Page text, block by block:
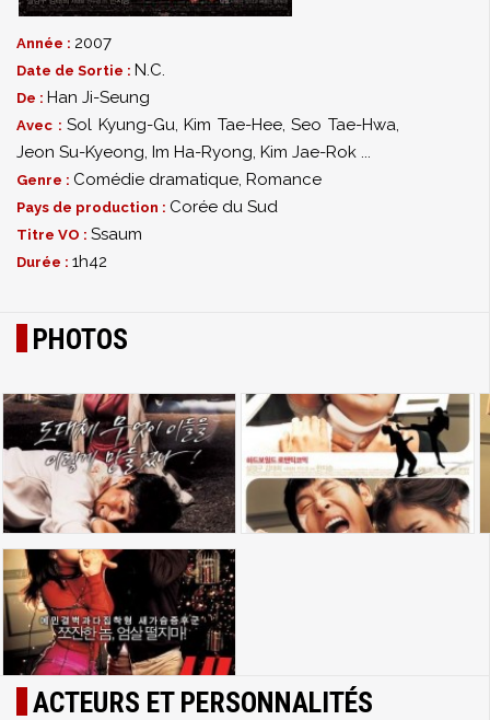
Année : 2007
Date de Sortie : N.C.
De : Han Ji-Seung
Avec :Sol Kyung-Gu,Kim Tae-Hee,Seo Tae-Hwa,
Jeon Su-Kyeong, Im Ha-Ryong, Kim Jae-Rok ...
Genre : Comédie dramatique, Romance
Pays de production : Corée du Sud
Titre VO : Ssaum
Durée : 1h42
PHOTOS
ACTEURS ET PERSONNALITÉS